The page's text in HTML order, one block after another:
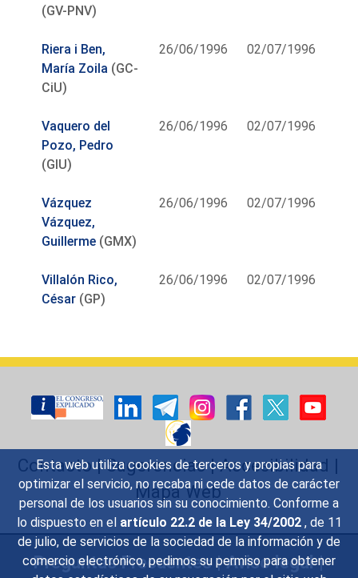
Esta web utiliza cookies de terceros y propias para
optimizar el servicio, no recaba ni cede datos de carácter
personal de los usuarios sin su conocimiento. Conforme a
lo dispuesto en el artículo 22.2 de la Ley 34/2002 , de 11
de julio, de servicios de la sociedad de la información y de
comercio electrónico, pedimos su permiso para obtener
(GV-PNV)
Riera i Ben,
María Zoila (GC-
CiU)
26/06/1996 02/07/1996
Vaquero del
Pozo, Pedro
(GIU)
26/06/1996 02/07/1996
Vázquez
Vázquez,
Guillerme (GMX)
26/06/1996 02/07/1996
Villalón Rico,
César (GP)
26/06/1996 02/07/1996
Contacto|Sugerencias|Accesibilidad |
Mapa Web
Preguntas Frecuentes|Aviso legal|